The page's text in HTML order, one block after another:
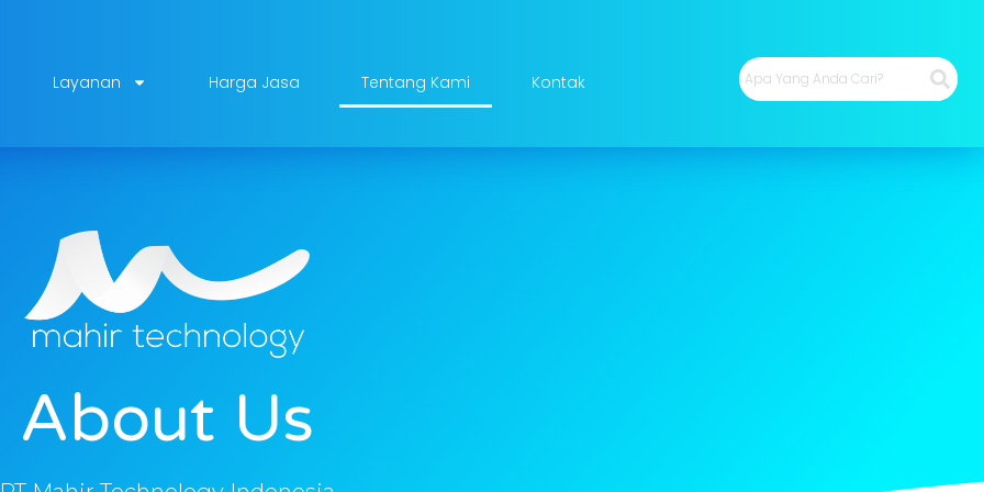
Layanan Harga Jasa Tentang Kami Kontak
About Us